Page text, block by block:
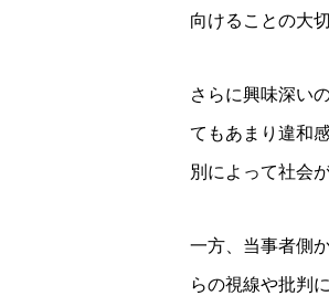
向けることの大
さらに興味深いの
てもあまり違和
別によって社会
一方、当事者側
らの視線や批判